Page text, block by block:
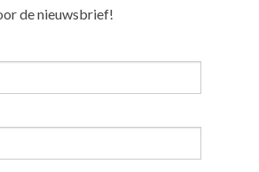
de nieuwsbrief!